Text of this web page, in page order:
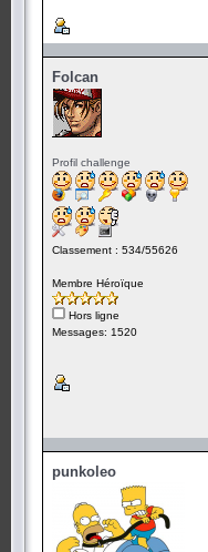
Folcan
Profil challenge
Classement : 534/55626
Membre Héroïque
Hors ligne
Messages: 1520
punkoleo